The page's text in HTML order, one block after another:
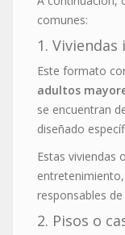
comunes:
1.
Este formato
adultos
se encuentran
diseñado
Estas viviendas
responsables
2. Pisos o